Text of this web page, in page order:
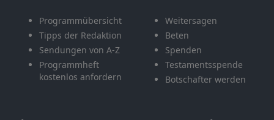
Programmübersicht
Tipps der Redaktion
Sendungen von A-Z
Programmheft
kostenlos anfordern
Weitersagen
Beten
Spenden
Testamentsspende
Botschafter werden